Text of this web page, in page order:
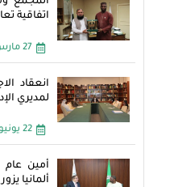
اتفاقية
27 مارس، 2022
انعقاد
لمديري
22 يونيو، 2021
أمين
ألمانيا